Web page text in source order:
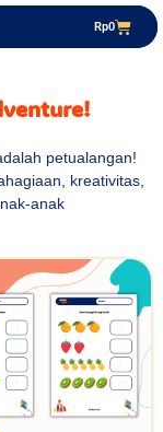
Rp0
petualangan!
kreativitas,
anak